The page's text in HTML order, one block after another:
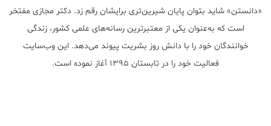
«دانستن» شاید بتوان پایان شیرین‌تری برایشان رقم زد. دکتر مجازی مفتخر
است که به‌عنوان یکی از معتبر‌ترین رسانه‌های علمی کشور، زندگی
خوانندگان خود را با دانش روز بشریت پیوند می‌دهد. این وب‌سایت
فعالیت خود را در تابستان ۱۳۹۵ آغاز نموده است.